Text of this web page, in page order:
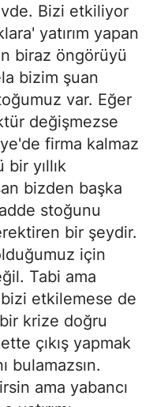
Bizi etkiliyor
yatırım yapan
biraz öngörüyü
bizim şuan
var. Eğer
değişmezse
firma kalmaz
yıllık
bizden başka
stoğunu
bir şeydir.
için
Tabi ama
etkilemese de
krize doğru
çıkış yapmak
bulamazsın.
ama yabancı